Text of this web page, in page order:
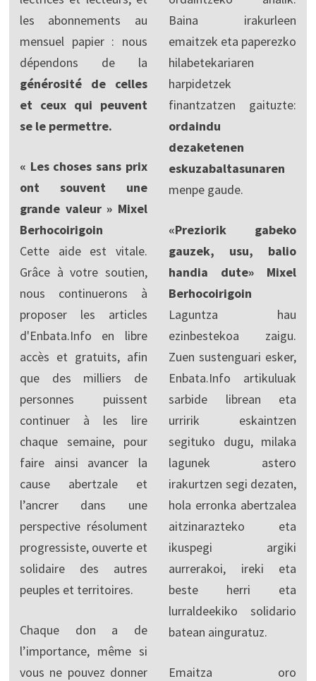
les abonnements au
mensuel papier : nous
dépendons de la
générosité de celles
et ceux qui peuvent
se le permettre.
« Les choses sans prix
ont souvent une
grande valeur » Mixel
Berhocoirigoin
Cette aide est vitale.
Grâce à votre soutien,
nous continuerons à
proposer les articles
d'Enbata.Info en libre
accès et gratuits, afin
que des milliers de
personnes puissent
continuer à les lire
chaque semaine, pour
faire ainsi avancer la
cause abertzale et
l’ancrer dans une
perspective résolument
progressiste, ouverte et
solidaire des autres
peuples et territoires.
Chaque don a de
l’importance, même si
vous ne pouvez donner
Baina irakurleen
emaitzek eta paperezko
hilabetekariaren
harpidetzek
finantzatzen gaituzte:
ordaindu
dezaketenen
eskuzabaltasunaren
menpe gaude.
«Preziorik gabeko
gauzek, usu, balio
handia dute» Mixel
Berhocoirigoin
Laguntza hau
ezinbestekoa zaigu.
Zuen sustenguari esker,
Enbata.Info artikuluak
sarbide librean eta
urririk eskaintzen
segituko dugu, milaka
lagunek astero
irakurtzen segi dezaten,
hola erronka abertzalea
aitzinarazteko eta
ikuspegi argiki
aurrerakoi, ireki eta
beste herri eta
lurraldeekiko solidario
batean ainguratuz.
Emaitza oro